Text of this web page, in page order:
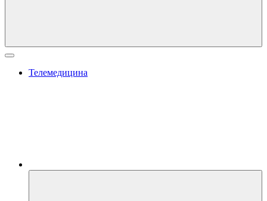
Телемедицина